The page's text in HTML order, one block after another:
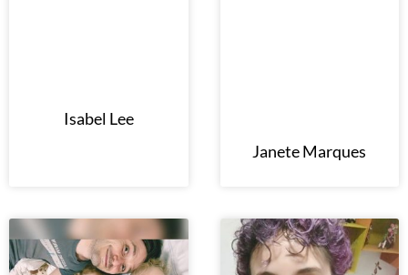
Isabel Lee
Janete Marques